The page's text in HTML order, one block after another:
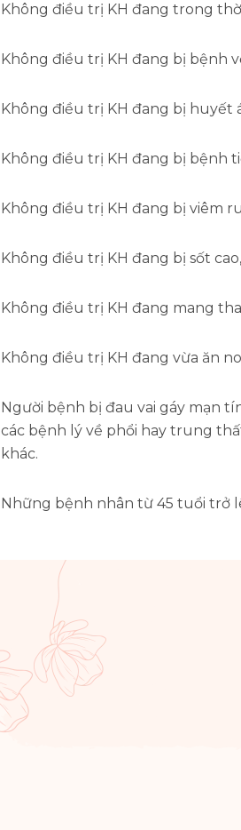
Không điều trị KH đang trong
Không điều trị KH đang bị bệnh
Không điều trị KH đang bị huyết
Không điều trị KH đang bị bệnh
Không điều trị KH đang bị viêm
Không điều trị KH đang bị sốt
Không điều trị KH đang mang
Không điều trị KH đang vừa ăn
Người bệnh bị đau vai gáy mạn
các bệnh lý về phổi hay trung
khác.
Những bệnh nhân từ 45 tuổi trở